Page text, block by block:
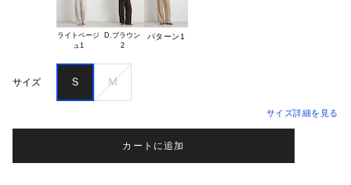
ライトベージ
D.ブラウン
2
パターン1
サイズ Ｓ Ｍ
サイズ詳細を見る
カートに追加